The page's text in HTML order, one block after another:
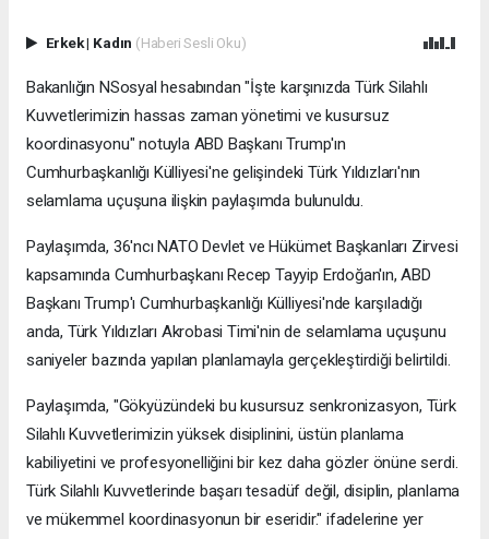
Erkek| Kadın (Haberi Sesli Oku)
Bakanlığın NSosyal hesabından "İşte karşınızda Türk Silahlı
Kuvvetlerimizin hassas zaman yönetimi ve kusursuz
koordinasyonu" notuyla ABD Başkanı Trump'ın
Cumhurbaşkanlığı Külliyesi'ne gelişindeki Türk Yıldızları'nın
selamlama uçuşuna ilişkin paylaşımda bulunuldu.
Paylaşımda, 36'ncı NATO Devlet ve Hükümet Başkanları Zirvesi
kapsamında Cumhurbaşkanı Recep Tayyip Erdoğan'ın, ABD
Başkanı Trump'ı Cumhurbaşkanlığı Külliyesi'nde karşıladığı
anda, Türk Yıldızları Akrobasi Timi'nin de selamlama uçuşunu
saniyeler bazında yapılan planlamayla gerçekleştirdiği belirtildi.
Paylaşımda, "Gökyüzündeki bu kusursuz senkronizasyon, Türk
Silahlı Kuvvetlerimizin yüksek disiplinini, üstün planlama
kabiliyetini ve profesyonelliğini bir kez daha gözler önüne serdi.
Türk Silahlı Kuvvetlerinde başarı tesadüf değil, disiplin, planlama
ve mükemmel koordinasyonun bir eseridir." ifadelerine yer